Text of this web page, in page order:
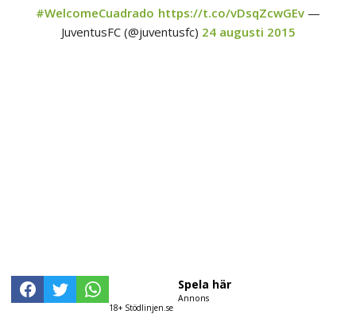
#WelcomeCuadrado https://t.co/vDsqZcwGEv —
JuventusFC (@juventusfc) 24 augusti 2015
18+ Stödlinjen.se
Spela här
Annons